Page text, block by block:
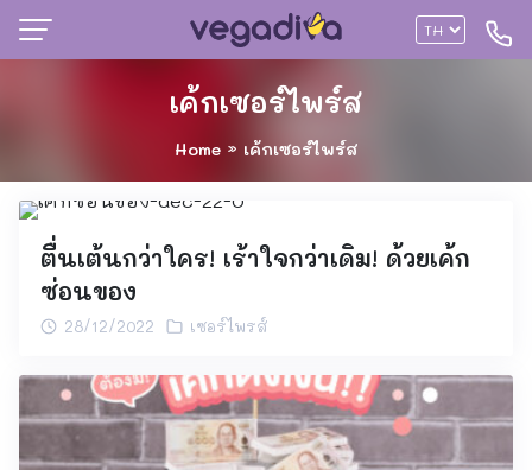
เค้กเซอร์ไพร์ส
Home» เค้กเซอร์ไพร์ส
ตื่นเต้นกว่าใคร! เร้าใจกว่าเดิม! ด้วยเค้ก
ซ่อนของ
28/12/2022 เซอร์ไพรส์